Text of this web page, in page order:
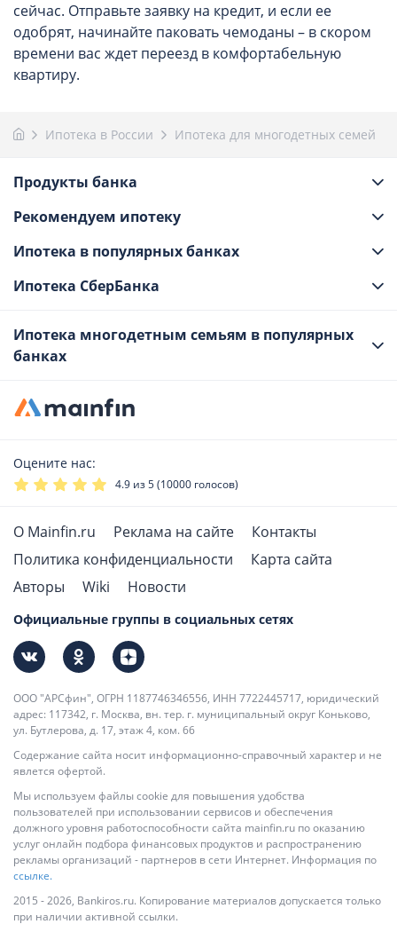
сейчас. Отправьте заявку на кредит, и если ее
одобрят, начинайте паковать чемоданы – в скором
времени вас ждет переезд в комфортабельную
квартиру.
Ипотека в России Ипотека для многодетных семей
Продукты банка
Рекомендуем ипотеку
Ипотека в популярных банках
Ипотека СберБанка
Ипотека многодетным семьям в популярных
банках
Оцените нас:
4.9 из 5 (10000 голосов)
О Mainfin.ru Реклама на сайте
Контакты
Политика конфиденциальности
Карта сайта
Авторы
Wiki Новости
ООО "АРСфин", ОГРН 1187746346556, ИНН 7722445717, юридический
адрес: 117342, г. Москва, вн. тер. г. муниципальный округ Коньково,
ул. Бутлерова, д. 17, этаж 4, ком. 66
Содержание сайта носит информационно-справочный характер и не
явлется офертой.
Мы используем файлы cookie для повышения удобства
пользователей при использовании сервисов и обеспечения
должного уровня работоспособности сайта mainfin.ru по оказанию
услуг онлайн подбора финансовых продуктов и распространению
рекламы организаций - партнеров в сети Интернет. Информация по
ссылке.
2015 - 2026, Bankiros.ru. Копирование материалов допускается только
при наличии активной ссылки.
Официальные группы в социальных сетях